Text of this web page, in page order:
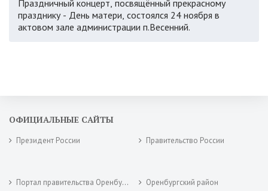
Праздничный концерт, посвящённый прекрасному
празднику - День матери, состоялся 24 ноября в
актовом зале администрации п.Весенний.
ОФИЦИАЛЬНЫЕ САЙТЫ
Президент России Правительство России
Портал правительства Оренбургской области Оренбургский район